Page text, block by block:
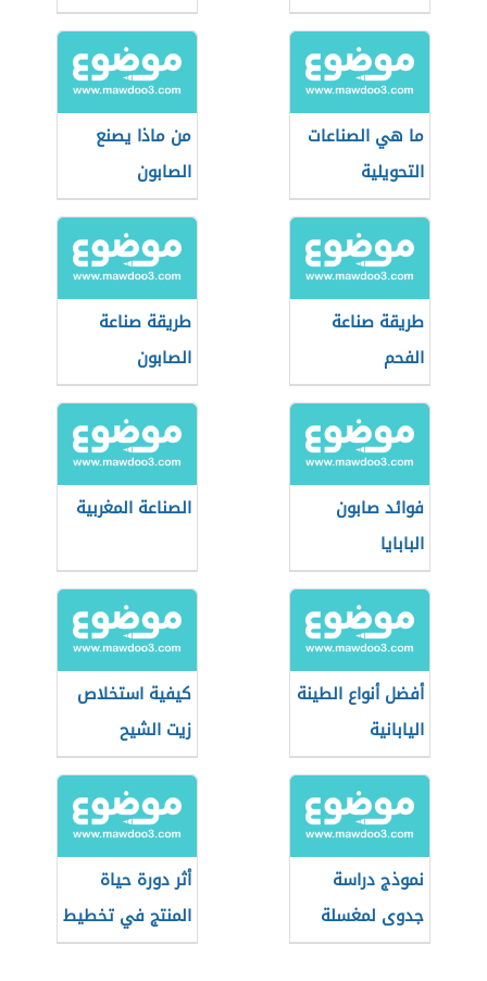
ما هي الصناعات
التحويلية
من ماذا يصنع
الصابون
طريقة صناعة
الفحم
طريقة صناعة
الصابون
فوائد صابون
البابايا
الصناعة المغربية
أفضل أنواع الطينة
اليابانية
كيفية استخلاص
زيت الشيح
نموذج دراسة
جدوى لمغسلة
سيارات
أثر دورة حياة
المنتج في تخطيط
المنتجات